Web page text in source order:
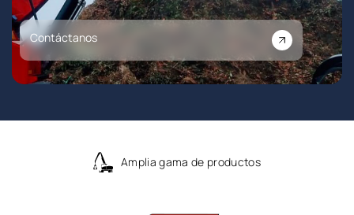
Contáctanos
Comprometidos con la sostenibilidad
con una gama de cero emisiones